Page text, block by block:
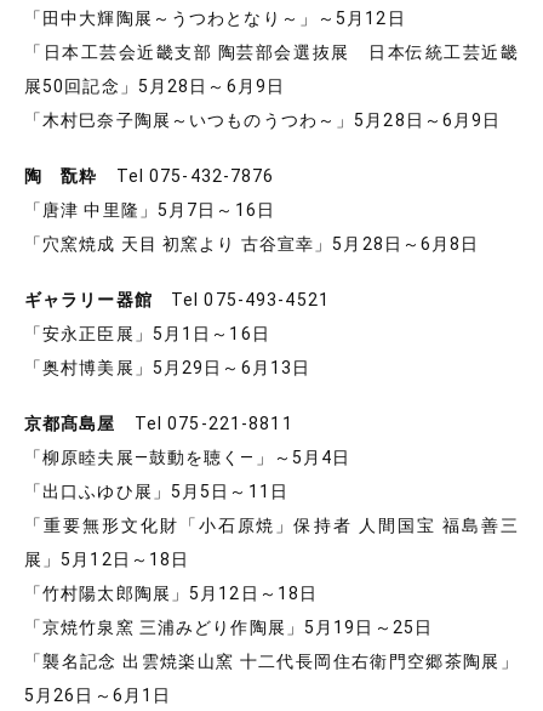
「田中大輝陶展～うつわとなり～」～5月12日
「日本工芸会近畿支部 陶芸部会選抜展 日本伝統工芸近畿
展50回記念」5月28日～6月9日
「木村巳奈子陶展～いつものうつわ～」5月28日～6月9日
陶 翫粋 Tel 075-432-7876
「唐津 中里隆」5月7日～16日
「穴窯焼成 天目 初窯より 古谷宣幸」5月28日～6月8日
ギャラリー器館 Tel 075-493-4521
「安永正臣展」5月1日～16日
「奥村博美展」5月29日～6月13日
京都髙島屋
Tel 075-221-8811
「柳原睦夫展―鼓動を聴く―」～5月4日
「出口ふゆひ展」5月5日～11日
「重要無形文化財「小石原焼」保持者 人間国宝 福島善三
展」5月12日～18日
「竹村陽太郎陶展」5月12日～18日
「京焼竹泉窯 三浦みどり作陶展」5月19日～25日
「襲名記念 出雲焼楽山窯 十二代長岡住右衛門空郷茶陶展」
5月26日～6月1日